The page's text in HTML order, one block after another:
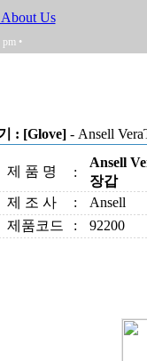
About Us
•
• Notice • About Us
: [Glove]- Ansell
제 품 명 :
Ansell
장갑
제 조 사
:
Ansell
제품코드
: 92200